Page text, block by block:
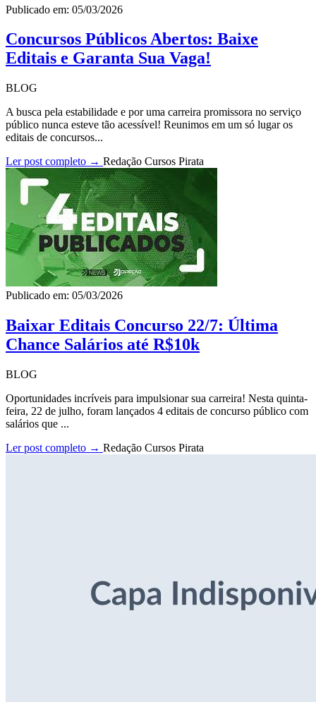
Publicado em: 05/03/2026
Concursos Públicos Abertos: Baixe
Editais e Garanta Sua Vaga!
BLOG
A busca pela estabilidade e por uma carreira promissora no serviço
público nunca esteve tão acessível! Reunimos em um só lugar os
editais de concursos...
Ler post completo → Redação Cursos Pirata
Publicado em: 05/03/2026
Baixar Editais Concurso 22/7: Última
Chance Salários até R$10k
BLOG
Oportunidades incríveis para impulsionar sua carreira! Nesta quinta-
feira, 22 de julho, foram lançados 4 editais de concurso público com
salários que ...
Ler post completo → Redação Cursos Pirata